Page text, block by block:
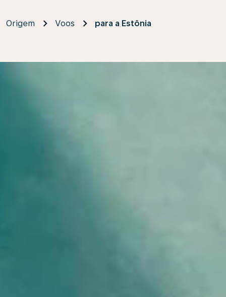
Origem Voos para a Estônia